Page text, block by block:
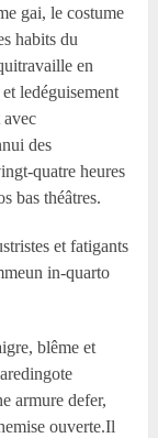
gai, le costume
habits du
en
ledéguisement
avec
des
quatre heures
bas théâtres.
et fatigants
in-quarto
blême et
armure defer,
ouverte.Il